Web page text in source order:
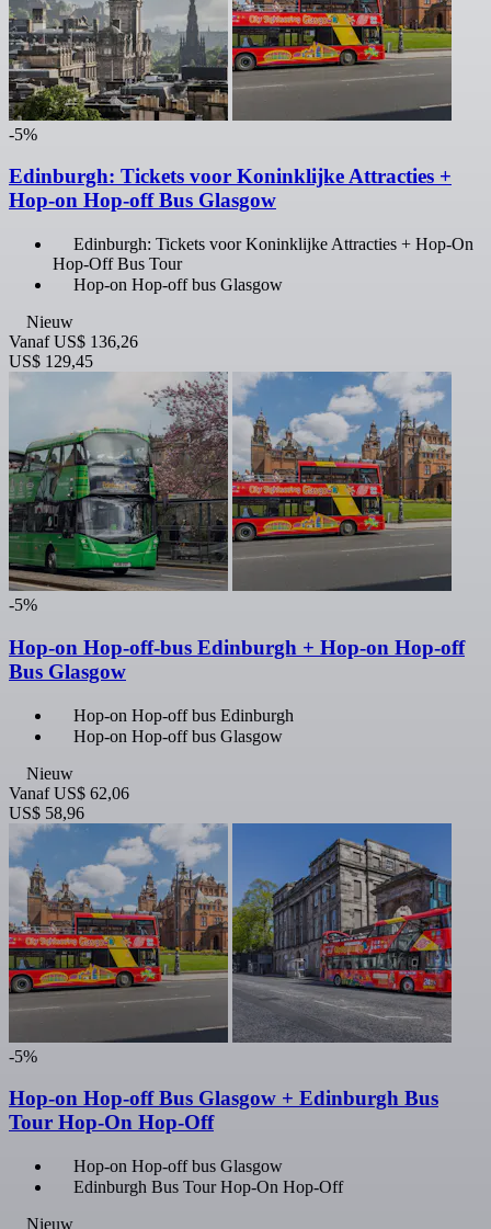
-5%
Edinburgh: Tickets voor Koninklijke Attracties +
Hop-on Hop-off Bus Glasgow
Edinburgh: Tickets voor Koninklijke Attracties + Hop-On
Hop-Off Bus Tour
Hop-on Hop-off bus Glasgow
Nieuw
Vanaf US$ 136,26
US$ 129,45
-5%
Hop-on Hop-off-bus Edinburgh + Hop-on Hop-off
Bus Glasgow
Hop-on Hop-off bus Edinburgh
Hop-on Hop-off bus Glasgow
Nieuw
Vanaf US$ 62,06
US$ 58,96
-5%
Hop-on Hop-off Bus Glasgow + Edinburgh Bus
Tour Hop-On Hop-Off
Hop-on Hop-off bus Glasgow
Edinburgh Bus Tour Hop-On Hop-Off
Nieuw